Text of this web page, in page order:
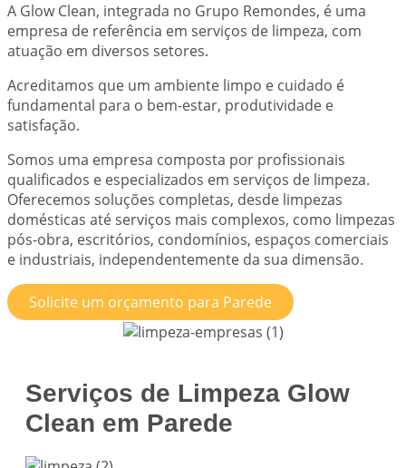
A Glow Clean, integrada no Grupo Remondes, é uma
empresa de referência em serviços de limpeza, com
atuação em diversos setores.
Acreditamos que um ambiente limpo e cuidado é
fundamental para o bem-estar, produtividade e
satisfação.
Somos uma empresa composta por profissionais
qualificados e especializados em serviços de limpeza.
Oferecemos soluções completas, desde limpezas
domésticas até serviços mais complexos, como limpezas
pós-obra, escritórios, condomínios, espaços comerciais
e industriais, independentemente da sua dimensão.
Solicite um orçamento para Parede
Serviços de Limpeza Glow
Clean em Parede